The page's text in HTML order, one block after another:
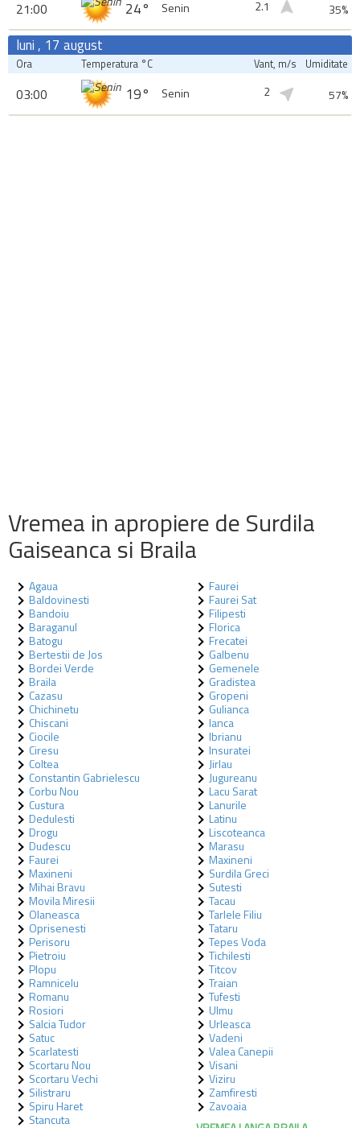
21:00 24° Senin 2.1 35%
luni , 17 august
Ora Temperatura °C Vant, m/s Umiditate
03:00 19° Senin 2 57%
Vremea in apropiere de Surdila
Gaiseanca si Braila
Agaua
Baldovinesti
Bandoiu
Baraganul
Batogu
Bertestii de Jos
Bordei Verde
Braila
Cazasu
Chichinetu
Chiscani
Ciocile
Ciresu
Coltea
Constantin Gabrielescu
Corbu Nou
Custura
Dedulesti
Drogu
Dudescu
Faurei
Faurei
Faurei Sat
Filipesti
Florica
Frecatei
Galbenu
Gemenele
Gradistea
Gropeni
Gulianca
Ianca
Ibrianu
Insuratei
Jirlau
Jugureanu
Lacu Sarat
Lanurile
Latinu
Liscoteanca
Marasu
Maxineni
Maxineni
Mihai Bravu
Movila Miresii
Olaneasca
Oprisenesti
Perisoru
Pietroiu
Plopu
Ramnicelu
Romanu
Rosiori
Salcia Tudor
Satuc
Scarlatesti
Scortaru Nou
Scortaru Vechi
Silistraru
Spiru Haret
Stancuta
Surdila Greci
Sutesti
Tacau
Tarlele Filiu
Tataru
Tepes Voda
Tichilesti
Titcov
Traian
Tufesti
Ulmu
Urleasca
Vadeni
Valea Canepii
Visani
Viziru
Zamfiresti
Zavoaia